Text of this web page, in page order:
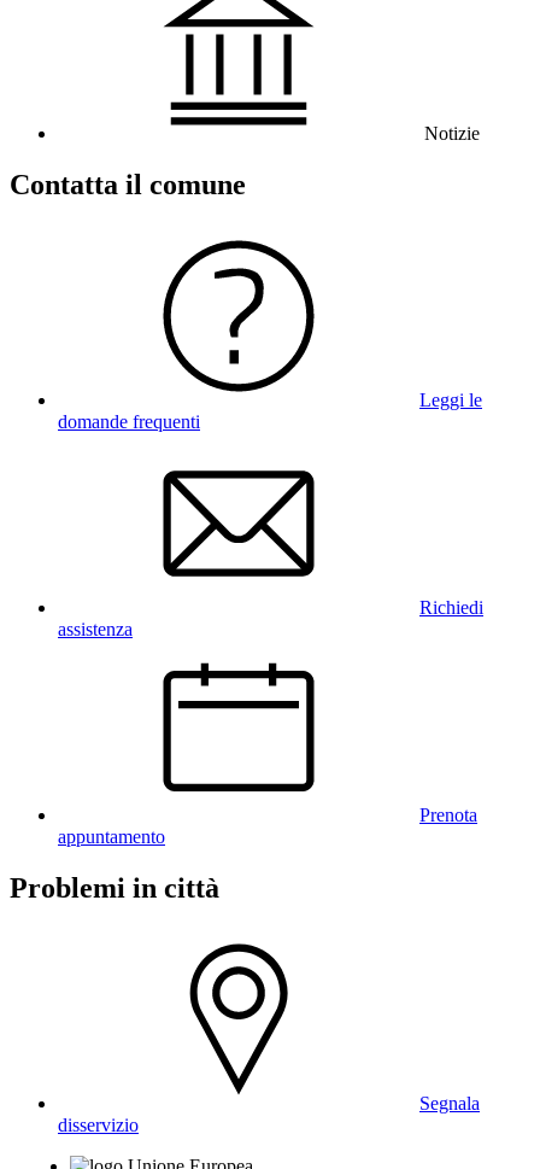
Notizie
Contatta il comune
Leggi le
domande frequenti
Richiedi
assistenza
Prenota
appuntamento
Problemi in città
Segnala
disservizio